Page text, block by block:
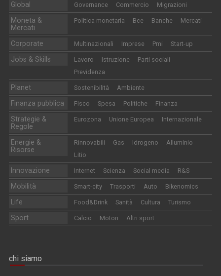
Global Governance Commercio Migrazioni
Moneta &
Mercati
Politica monetaria Bce Banche Mercati
Corporate Multinazionali Imprese Pmi Start-up
Jobs & Skills Lavoro Istruzione
Parti sociali
Previdenza
Planet Sostenibilità Ambiente
Finanza pubblica Fisco Spesa Politiche Finanza
Strategie &
Regole
Eurozona Unione Europea Internazionale
Energie &
Risorse
Rinnovabili Gas Idrogeno
Alluminio
Litio
Innovazione Internet Scienza Social media R&S
Mobilità Smart-city Trasporti Auto Bikenomics
Life Food&Drink Sanità Cultura Turismo
Sport Calcio Motori Altri sport
chi siamo